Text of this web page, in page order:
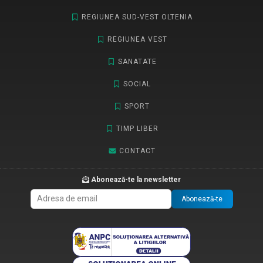
REGIUNEA SUD-VEST OLTENIA
REGIUNEA VEST
SANATATE
SOCIAL
SPORT
TIMP LIBER
CONTACT
Abonează-te la newsletter
Abonează-te